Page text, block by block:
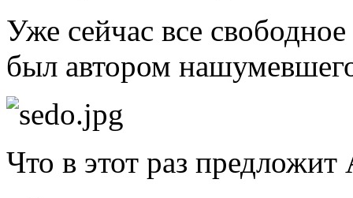
Уже сейчас все
был автором
Что в этот раз